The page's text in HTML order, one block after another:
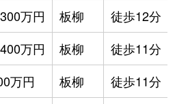
万円 板柳 徒歩12分
万円 板柳 徒歩11分
万円 板柳 徒歩11分